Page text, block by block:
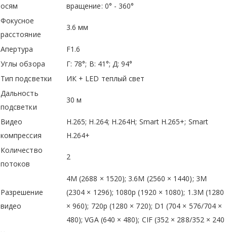
осям
вращение: 0° - 360°
Фокусное
расстояние
3.6 мм
Апертура
F1.6
Углы обзора
Г: 78°; В: 41°; Д: 94°
Тип подсветки
ИК + LED теплый свет
Дальность
подсветки
30 м
Видео
компрессия
H.265; H.264; H.264H; Smart H.265+; Smart
H.264+
Количество
потоков
2
Разрешение
видео
4M (2688 × 1520); 3.6M (2560 × 1440); 3M
(2304 × 1296); 1080p (1920 × 1080); 1.3M (1280
× 960); 720p (1280 × 720); D1 (704 × 576/704 ×
480); VGA (640 × 480); CIF (352 × 288/352 × 240